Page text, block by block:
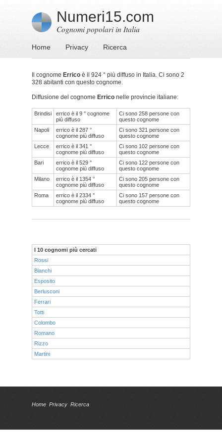
Numeri15.com
Cognomi popolari in Italia
Home Privacy Ricerca
Il cognome Errico è il 924 ° più diffuso in Italia. Ci sono 2
328 abitanti con questo cognome.
Diffusione del cognome Errico nelle provincie italiane:
Brindisi
errico è il 9 ° cognome
più diffuso
Ci sono 258 persone con
questo cognome
Napoli
errico è il 287 °
cognome più diffuso
Ci sono 321 persone con
questo cognome
Lecce
errico è il 341 °
cognome più diffuso
Ci sono 102 persone con
questo cognome
Bari
errico è il 529 °
cognome più diffuso
Ci sono 122 persone con
questo cognome
Milano
errico è il 1354 °
cognome più diffuso
Ci sono 205 persone con
questo cognome
Roma
errico è il 2334 °
cognome più diffuso
Ci sono 157 persone con
questo cognome
I 10 cognomi più cercati
Rossi
Bianchi
Esposito
Berlusconi
Ferrari
Totti
Colombo
Romano
Rizzo
Martini
Home Privacy Ricerca